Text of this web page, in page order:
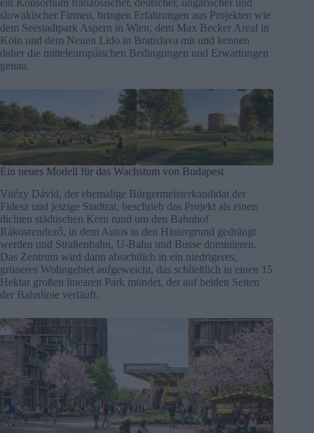
slowakischer Firmen, bringen Erfahrungen aus Projekten wie
dem Seestadtpark Aspern in Wien, dem Max Becker Areal in
Köln und dem Neuen Lido in Bratislava mit und kennen
daher die mitteleuropäischen Bedingungen und Erwartungen
genau.
Ein neues Modell für das Wachstum von Budapest
Vitézy Dávid, der ehemalige Bürgermeisterkandidat der
Fidesz und jetzige Stadtrat, beschrieb das Projekt als einen
dichten städtischen Kern rund um den Bahnhof
Rákosrendező, in dem Autos in den Hintergrund gedrängt
werden und Straßenbahn, U-Bahn und Busse dominieren.
Das Zentrum wird dann absichtlich in ein niedrigeres,
grüneres Wohngebiet aufgeweicht, das schließlich in einen 15
Hektar großen linearen Park mündet, der auf beiden Seiten
der Bahnlinie verläuft.